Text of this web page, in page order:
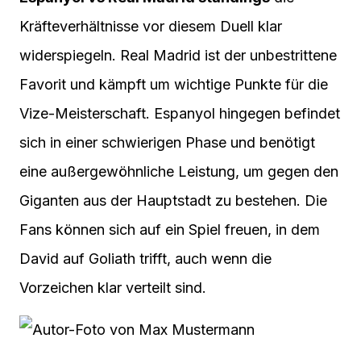
Kräfteverhältnisse vor diesem Duell klar
widerspiegeln. Real Madrid ist der unbestrittene
Favorit und kämpft um wichtige Punkte für die
Vize-Meisterschaft. Espanyol hingegen befindet
sich in einer schwierigen Phase und benötigt
eine außergewöhnliche Leistung, um gegen den
Giganten aus der Hauptstadt zu bestehen. Die
Fans können sich auf ein Spiel freuen, in dem
David auf Goliath trifft, auch wenn die
Vorzeichen klar verteilt sind.